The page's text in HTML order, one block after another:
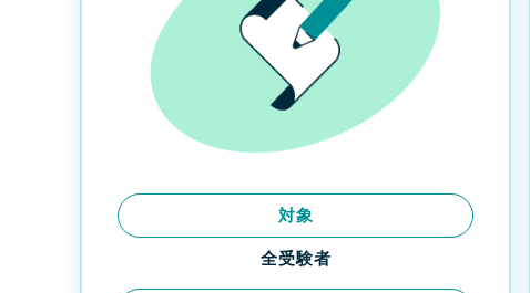
対象
全受験者